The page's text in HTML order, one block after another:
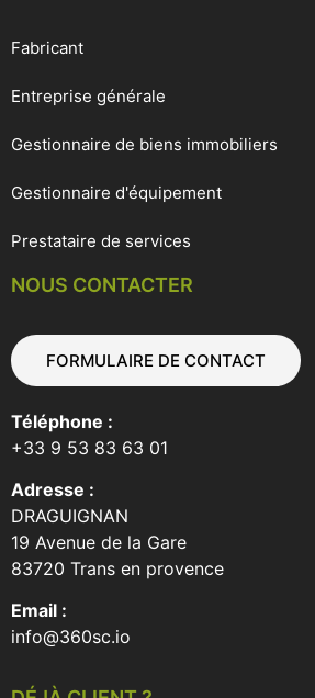
Fabricant
Entreprise générale
Gestionnaire de biens immobiliers
Gestionnaire d'équipement
Prestataire de services
NOUS CONTACTER
FORMULAIRE DE CONTACT
Téléphone :
+33 9 53 83 63 01
Adresse :
DRAGUIGNAN
19 Avenue de la Gare
83720 Trans en provence
Email :
info@360sc.io